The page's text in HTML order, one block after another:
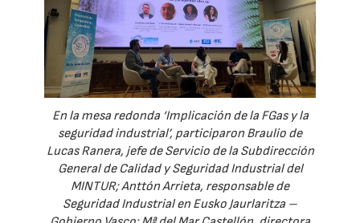
En la mesa redonda ‘Implicación de la FGas y la
seguridad industrial’, participaron Braulio de
Lucas Ranera, jefe de Servicio de la Subdirección
General de Calidad y Seguridad Industrial del
MINTUR; Anttón Arrieta, responsable de
Seguridad Industrial en Eusko Jaurlaritza –